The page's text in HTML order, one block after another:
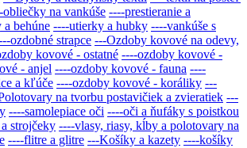
obliečky na vankúše ----prestieranie a
a behúne ----utierky a hubky ----vankúše s
ozdobné strapce ---Ozdoby kovové na odevy,
kovové - ostatné ----ozdoby kovové -
- anjel ----ozdoby kovové - fauna ----
a kľúče ----ozdoby kovové - koráliky ---
na tvorbu postavičiek a zvieratiek ---
----samolepiace oči ----oči a ňufáky s poistkou
strojčeky ----vlasy, riasy, kĺby a polotovary na
----flitre a glitre ---Košíky a kazety ----košíky